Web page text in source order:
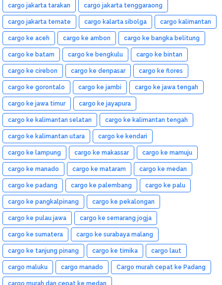
cargo jakarta tarakan cargo jakarta tenggaraong
cargo jakarta ternate cargo kalarta sibolga cargo kalimantan
cargo ke aceh cargo ke ambon cargo ke bangka belitung
cargo ke batam cargo ke bengkulu cargo ke bintan
cargo ke cirebon cargo ke denpasar cargo ke flores
cargo ke gorontalo cargo ke jambi cargo ke jawa tengah
cargo ke jawa timur cargo ke jayapura
cargo ke kalimantan selatan cargo ke kalimantan tengah
cargo ke kalimantan utara cargo ke kendari
cargo ke lampung cargo ke makassar cargo ke mamuju
cargo ke manado cargo ke mataram cargo ke medan
cargo ke padang cargo ke palembang cargo ke palu
cargo ke pangkalpinang cargo ke pekalongan
cargo ke pulau jawa cargo ke semarang jogja
cargo ke sumatera cargo ke surabaya malang
cargo ke tanjung pinang cargo ke timika cargo laut
cargo maluku cargo manado Cargo murah cepat ke Padang
cargo murah dan cepat ke medan